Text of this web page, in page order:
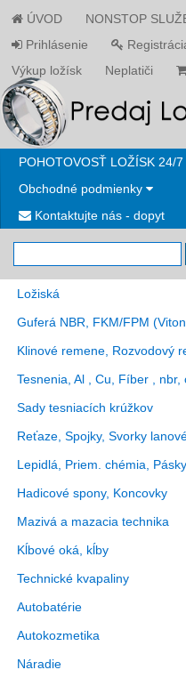
ÚVOD
NONSTOP
Prihlásenie
Výkup ložísk
Neplatiči
POHOTOVOSŤ LOŽÍSK 24/
Obchodné podmienky
Kontaktujte nás - dopyt
Ložiská
Guferá NBR, FKM/FPM (Viton
Klinové remene, Rozvodový
Tesnenia, Al , Cu, Fíber , nbr,
Sady tesniacích krúžkov
Reťaze, Spojky, Svorky
Lepidlá, Priem. chémia, Pásky
Hadicové spony, Koncovky
Mazivá a mazacia technika
Kĺbové oká, kĺby
Technické kvapaliny
Autobatérie
Autokozmetika
Náradie